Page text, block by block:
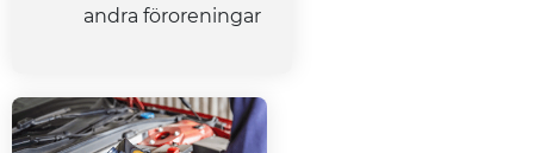
andra föroreningar